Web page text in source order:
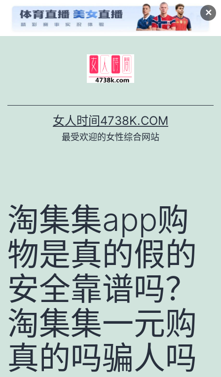
✕
女人时间4738K.COM
最受欢迎的女性综合网站
淘集集app购
物是真的假的
安全靠谱吗？
淘集集一元购
真的吗骗人吗